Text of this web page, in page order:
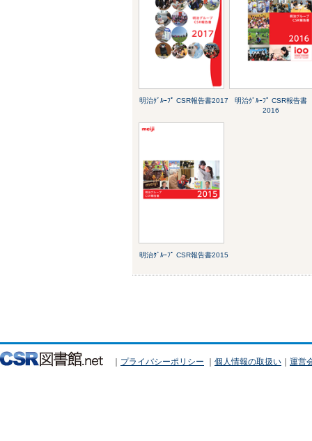
明治ｸﾞﾙｰﾌﾟ CSR報告書2017
明治ｸﾞﾙｰﾌﾟ CSR報告書
2016
明治ｸﾞﾙｰﾌﾟ CSR報告書2015
｜ プライバシーポリシー ｜ 個人情報の取扱い ｜ 運営